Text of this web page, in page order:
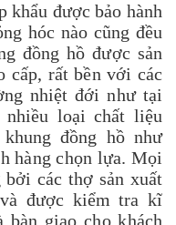
khẩu được bảo hành
hóc nào cũng đều
đồng hồ được sản
cấp, rất bền với các
nhiệt đới như tại
loại chất liệu
khungđồng hồnhư
hàng chọn lựa. Mọi
bởi các thợ sản xuất
được kiểm tra kĩ
giao cho khách